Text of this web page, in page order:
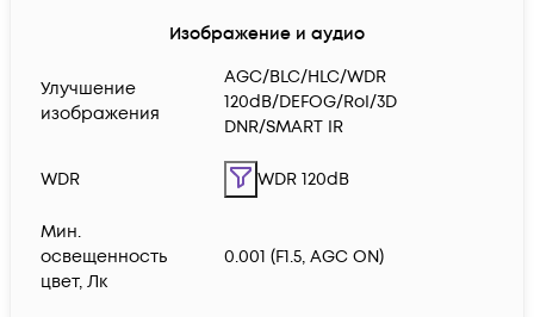
Изображение и аудио
Улучшение
изображения
AGC/BLC/HLC/WDR
120dB/DEFOG/RoI/3D
DNR/SMART IR
WDR WDR 120dB
Мин.
освещенность
цвет, Лк
0.001 (F1.5, AGC ON)